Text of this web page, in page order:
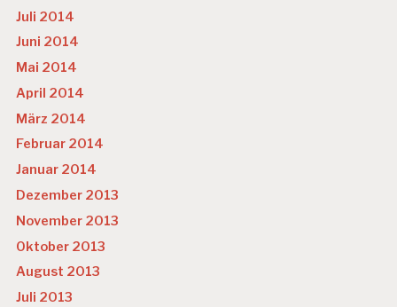
Juli 2014
Juni 2014
Mai 2014
April 2014
März 2014
Februar 2014
Januar 2014
Dezember 2013
November 2013
Oktober 2013
August 2013
Juli 2013